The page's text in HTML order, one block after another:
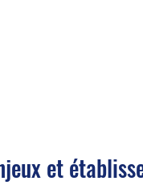
et